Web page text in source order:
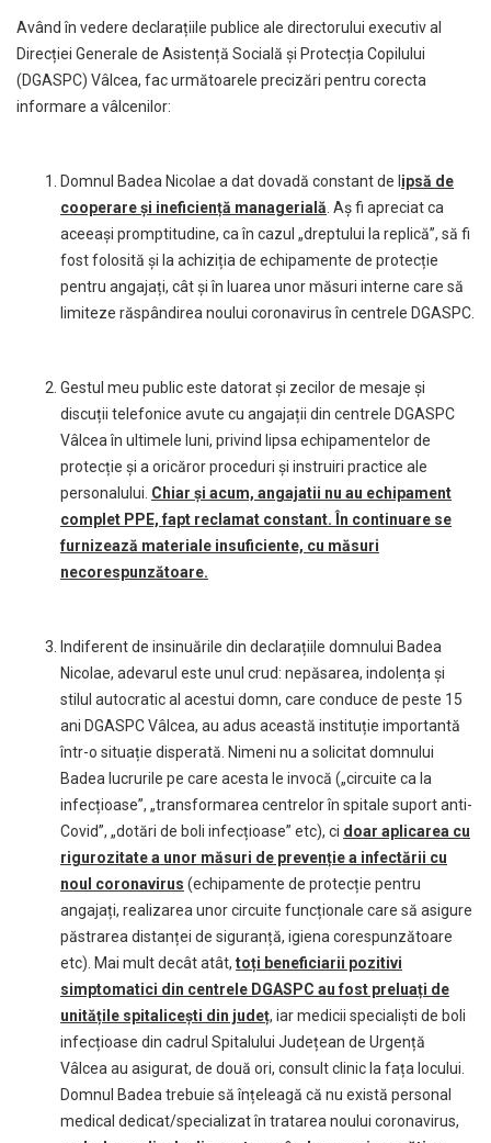
Având în vedere declarațiile publice ale directorului executiv al
Direcției Generale de Asistență Socială și Protecția Copilului
(DGASPC) Vâlcea, fac următoarele precizări pentru corecta
informare a vâlcenilor:
Domnul Badea Nicolae a dat dovadă constant de l ipsă de
cooperare și ineficiență managerială. Aș fi apreciat ca
aceeași promptitudine, ca în cazul „dreptului la replică”, să fi
fost folosită și la achiziția de echipamente de protecție
pentru angajați, cât și în luarea unor măsuri interne care să
limiteze răspândirea noului coronavirus în centrele DGASPC.
Gestul meu public este datorat și zecilor de mesaje și
discuții telefonice avute cu angajații din centrele DGASPC
Vâlcea în ultimele luni, privind lipsa echipamentelor de
protecție și a oricăror proceduri și instruiri practice ale
personalului. Chiar și acum, angajatii nu au echipament
complet PPE, fapt reclamat constant. În continuare se
furnizează materiale insuficiente, cu măsuri
necorespunzătoare.
Indiferent de insinuările din declarațiile domnului Badea
Nicolae, adevarul este unul crud: nepăsarea, indolența și
stilul autocratic al acestui domn, care conduce de peste 15
ani DGASPC Vâlcea, au adus această instituție importantă
într-o situație disperată. Nimeni nu a solicitat domnului
Badea lucrurile pe care acesta le invocă („circuite ca la
infecțioase”, „transformarea centrelor în spitale suport anti-
Covid”, „dotări de boli infecțioase” etc), ci doar aplicarea cu
rigurozitate a unor măsuri de prevenție a infectării cu
noul coronavirus (echipamente de protecție pentru
angajați, realizarea unor circuite funcționale care să asigure
păstrarea distanței de siguranță, igiena corespunzătoare
etc). Mai mult decât atât, toți beneficiarii pozitivi
simptomatici din centrele DGASPC au fost preluați de
unitățile spitalicești din județ, iar medicii specialiști de boli
infecțioase din cadrul Spitalului Județean de Urgență
Vâlcea au asigurat, de două ori, consult clinic la fața locului.
Domnul Badea trebuie să înțeleagă că nu există personal
medical dedicat/specializat în tratarea noului coronavirus,